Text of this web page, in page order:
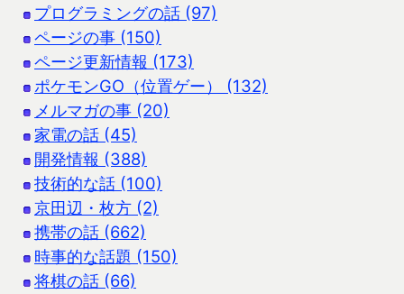
プログラミングの話 (97)
ページの事 (150)
ページ更新情報 (173)
ポケモンGO（位置ゲー） (132)
メルマガの事 (20)
家電の話 (45)
開発情報 (388)
技術的な話 (100)
京田辺・枚方 (2)
携帯の話 (662)
時事的な話題 (150)
将棋の話 (66)